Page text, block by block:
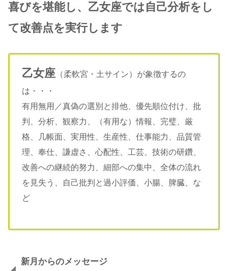
喜びを堪能し、乙女座では自己分析をし
て改善点を実行します
乙女座 （柔軟宮・土サイン）が象徴するの
は・・・
有用無用／真偽の選別と排他、優先順位付け、批
判、分析、観察力、（有用な）情報、完璧、厳
格、几帳面、実用性、生産性、仕事能力、品質管
理、奉仕、謙虚さ、心配性、工芸、技術の研鑽、
改善への継続的努力、細部への集中、全体の流れ
を見失う、自己批判と過小評価、小腸、脾臓、な
ど
新月からのメッセージ